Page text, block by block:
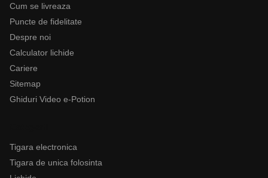
Cum se livreaza
Puncte de fidelitate
Despre noi
Calculator lichide
Cariere
Sitemap
Ghiduri Video e-Potion
Tigara electronica
Tigara de unica folosinta